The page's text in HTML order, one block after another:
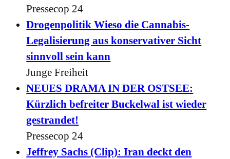
Pressecop 24
Drogenpolitik Wieso die Cannabis-
Legalisierung aus konservativer Sicht
sinnvoll sein kann
Junge Freiheit
NEUES DRAMA IN DER OSTSEE:
Kürzlich befreiter Buckelwal ist wieder
gestrandet!
Pressecop 24
Jeffrey Sachs (Clip): Iran deckt den